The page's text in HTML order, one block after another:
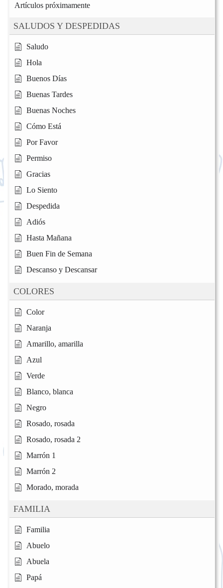
Artículos próximamente
SALUDOS Y DESPEDIDAS
Saludo
Hola
Buenos Días
Buenas Tardes
Buenas Noches
Cómo Está
Por Favor
Permiso
Gracias
Lo Siento
Despedida
Adiós
Hasta Mañana
Buen Fin de Semana
Descanso y Descansar
COLORES
Color
Naranja
Amarillo, amarilla
Azul
Verde
Blanco, blanca
Negro
Rosado, rosada
Rosado, rosada 2
Marrón 1
Marrón 2
Morado, morada
FAMILIA
Familia
Abuelo
Abuela
Papá